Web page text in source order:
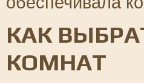
КАК
КОМНАТ